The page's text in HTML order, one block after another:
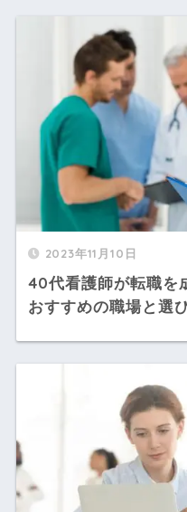
2023年11月10日
40代看護師が転職を
おすすめの職場と選